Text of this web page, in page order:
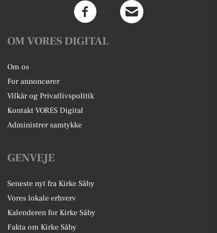
OM VORES DIGITAL
Om os
For annoncører
Vilkår og Privatlivspolitik
Kontakt VORES Digital
Administrer samtykke
GENVEJE
Seneste nyt fra Kirke Såby
Vores lokale erhverv
Kalenderen for Kirke Såby
Fakta om Kirke Såby